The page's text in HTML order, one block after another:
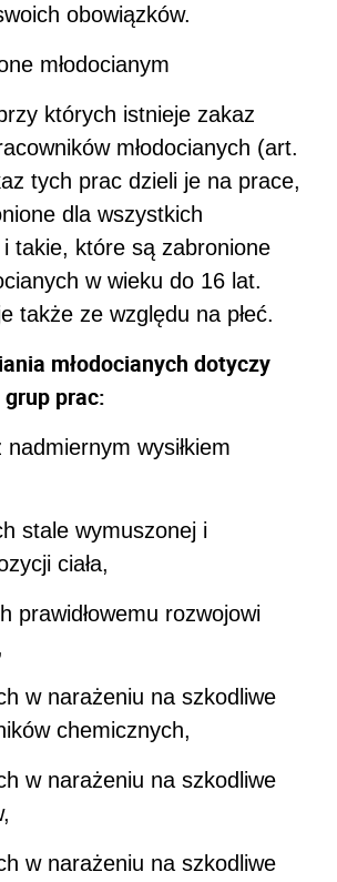
obowiązków.
młodocianym
których istnieje zakaz
młodocianych (art.
tych prac dzieli je na prace,
dla wszystkich
i takie, które są zabronione
w wieku do 16 lat.
także ze względu na płeć.
młodocianych dotyczy
prac:
nadmiernym wysiłkiem
stale wymuszonej i
ciała,
prawidłowemu rozwojowi
w narażeniu na szkodliwe
chemicznych,
w narażeniu na szkodliwe
w narażeniu na szkodliwe